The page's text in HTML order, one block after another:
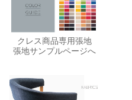
クレス商品専用張地
張地サンプルページへ